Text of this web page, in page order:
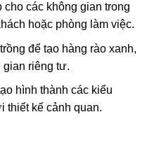
cho các không gian trong
hoặc phòng làm việc.
để tạo hàng rào xanh,
gian riêng tư.
hình thành các kiểu
thiết kế cảnh quan.